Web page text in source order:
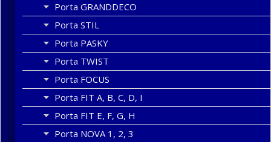
Porta GRANDDECO
Porta STIL
Porta PASKY
Porta TWIST
Porta FOCUS
Porta FIT A, B, C, D, I
Porta FIT E, F, G, H
Porta NOVA 1, 2, 3